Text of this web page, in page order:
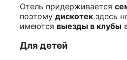
Отель придерживается
поэтому дискотек здесь
имеются выезды в клубы
Для детей